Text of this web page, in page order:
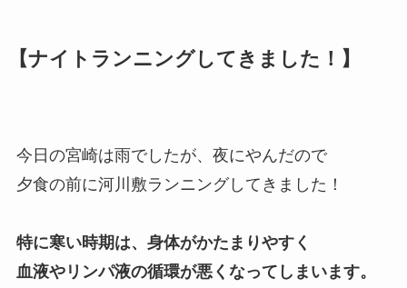
【ナイトランニングしてきました！】
今日の宮崎は雨でしたが、夜にやんだので
夕食の前に河川敷ランニングしてきました！
特に寒い時期は、身体がかたまりやすく
血液やリンパ液の循環が悪くなってしまいます。